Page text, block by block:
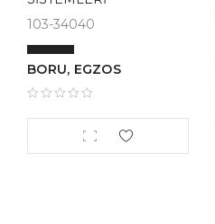
103-34040
BORU, EGZOS